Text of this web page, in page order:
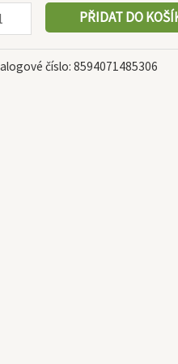
PŘIDAT DO
číslo: 8594071485306